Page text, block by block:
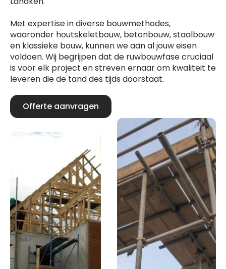
Met expertise in diverse bouwmethodes,
waaronder houtskeletbouw, betonbouw, staalbouw
en klassieke bouw, kunnen we aan al jouw eisen
voldoen. Wij begrijpen dat de ruwbouwfase cruciaal
is voor elk project en streven ernaar om kwaliteit te
leveren die de tand des tijds doorstaat.
Offerte aanvragen